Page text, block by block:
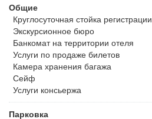
Общие
Круглосуточная стойка регистрации
Экскурсионное бюро
Банкомат на территории отеля
Услуги по продаже билетов
Камера хранения багажа
Сейф
Услуги консьержа
Парковка